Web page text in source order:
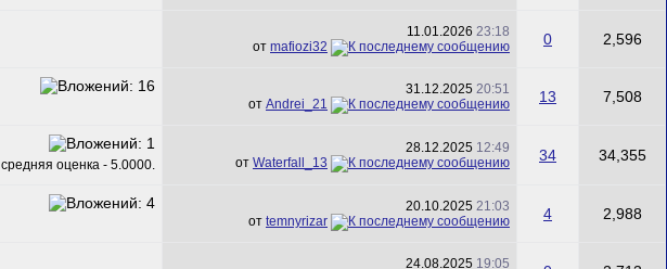
11.01.2026 23:18
от mafiozi32 0 2,596
31.12.2025 20:51
от Andrei_21 13 7,508
28.12.2025 12:49
от Waterfall_13 34 34,355
20.10.2025 21:03
от temnyrizar 4 2,988
24.08.2025 19:05